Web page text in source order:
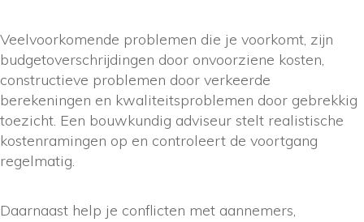
Veelvoorkomende problemen die je voorkomt, zijn
budgetoverschrijdingen door onvoorziene kosten,
constructieve problemen door verkeerde
berekeningen en kwaliteitsproblemen door gebrekkig
toezicht. Een bouwkundig adviseur stelt realistische
kostenramingen op en controleert de voortgang
regelmatig.
Daarnaast help je conflicten met aannemers,